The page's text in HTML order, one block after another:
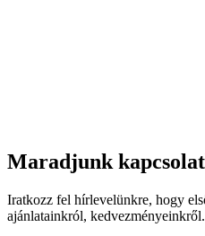
Maradjunk
Iratkozz fel hírlevelünkre, hogy
ajánlatainkról, kedvezményeinkről.